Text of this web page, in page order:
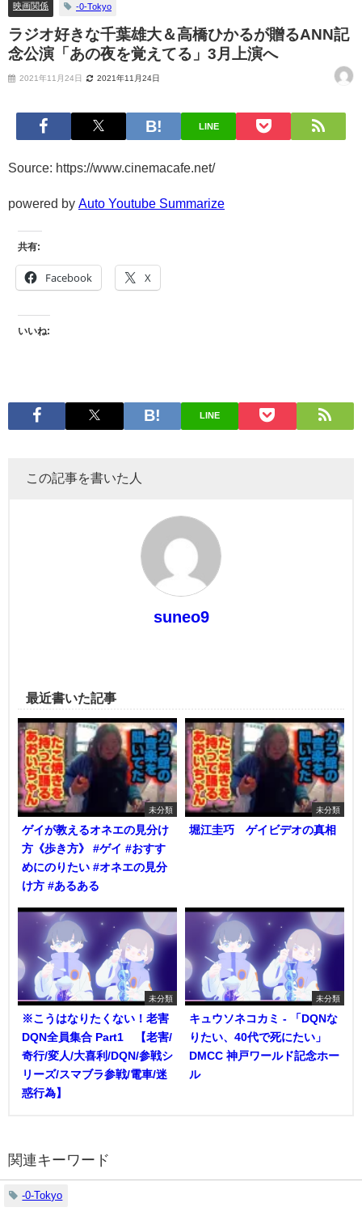
映画関係 -0-Tokyo
ラジオ好きな千葉雄大＆高橋ひかるが贈るANN記
念公演「あの夜を覚えてる」3月上演へ
2021年11月24日 2021年11月24日
LINE
Source: https://www.cinemacafe.net/
powered by Auto Youtube Summarize
共有:
Facebook X
いいね:
LINE
この記事を書いた人
suneo9
最近書いた記事
未分類
ゲイが教えるオネエの見分け
方《歩き方》 #ゲイ #おすす
めにのりたい #オネエの見分
け方 #あるある
未分類
堀江圭巧 ゲイビデオの真相
未分類
※こうはなりたくない！老害
DQN全員集合 Part1 【老害/
奇行/変人/大喜利/DQN/参戦シ
リーズ/スマブラ参戦/電車/迷
惑行為】
未分類
キュウソネコカミ - 「DQNな
りたい、40代で死にたい」
DMCC 神戸ワールド記念ホー
ル
関連キーワード
-0-Tokyo